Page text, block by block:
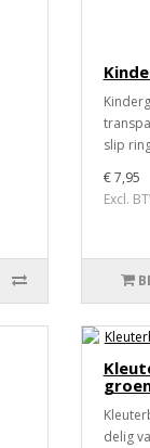
slip
€ 7,95
Excl.
delig